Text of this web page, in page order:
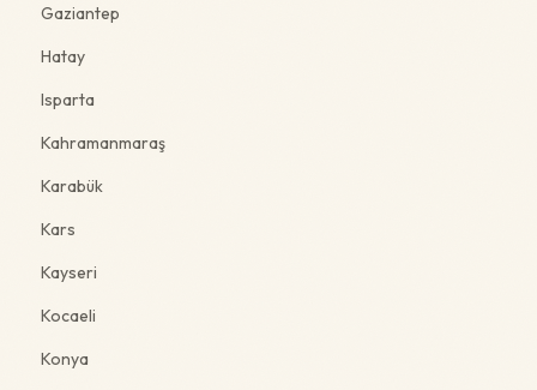
Gaziantep
Hatay
Isparta
Kahramanmaraş
Karabük
Kars
Kayseri
Kocaeli
Konya